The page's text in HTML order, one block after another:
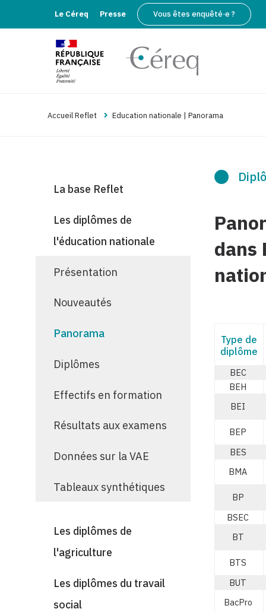
Le Céreq Presse Vous êtes enquêté·e ?
Accueil Reflet Education nationale | Panorama
La base Reflet
Les diplômes de
l'éducation nationale
Présentation
Nouveautés
Panorama
Diplômes
Effectifs en formation
Résultats aux examens
Données sur la VAE
Tableaux synthétiques
Les diplômes de
l'agriculture
Les diplômes du travail
social
dans
Type de
diplôme
BEC
BEH
BEI
BEP
BES
BMA
BP
BSEC
BT
BTS
BUT
BacPro